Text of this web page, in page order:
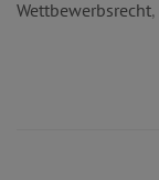
Wettbewerbsrecht,